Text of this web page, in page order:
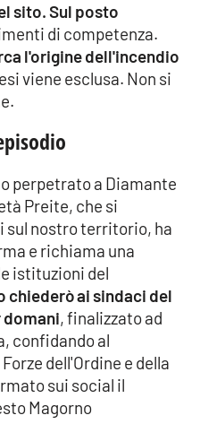
sito.Sul posto
di competenza.
l'origine dell'incendio
viene esclusa. Non si
perpetrato a Diamante
Preite, che si
sul nostro territorio, ha
e richiama una
istituzioni del
chiederò ai sindaci del
, finalizzato ad
confidando al
dell'Ordine e della
sui social il
Magorno